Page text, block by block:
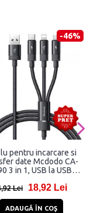
-46%
pentru incarcare si
date Mcdodo CA-
3 in 1, USB la USB-
3.5A, 1.2m, Negru
Lei 18,92 Lei
ADAUGĂ ÎN COŞ